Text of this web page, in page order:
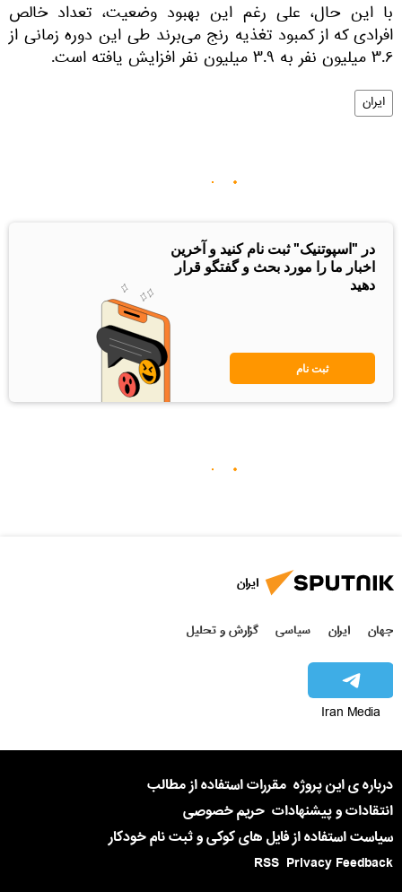
با این حال، علی ‌رغم این بهبود وضعیت، تعداد خالص
افرادی که از کمبود تغذیه رنج می‌برند طی این دوره زمانی از
۳.۶ میلیون نفر به ۳.۹ میلیون نفر افزایش یافته است.
ایران
در "اسپوتنیک" ثبت نام کنید و آخرین
اخبار ما را مورد بحث و گفتگو قرار
دهید
ثبت نام
ایران
جهان ایران سیاسی گزارش و تحلیل
Iran Media
درباره ی این پروژه مقررات استفاده از مطالب
انتقادات و پیشنهادات حریم خصوصی
سیاست استفاده از فایل های کوکی و ثبت نام خودکار
Privacy Feedback
RSS